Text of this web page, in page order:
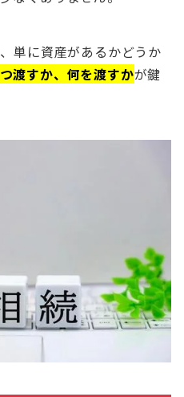
単に資産があるかどうか
渡すか、何を渡すかが鍵